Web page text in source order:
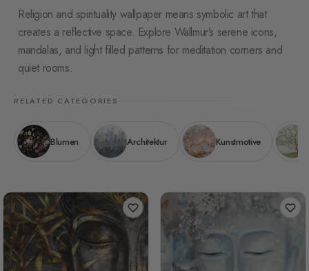
Religion and spirituality wallpaper means symbolic art that
creates a reflective space. Explore Wallmur’s serene icons,
mandalas, and light filled patterns for meditation corners and
quiet rooms.
RELATED CATEGORIES
Blumen Architektur Kunstmotive